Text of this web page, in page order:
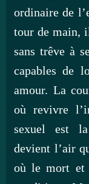
ordinaire de
tour de main,
sans trêve à
capables de
amour. La
où revivre
sexuel est
devient l’air
où le mort et